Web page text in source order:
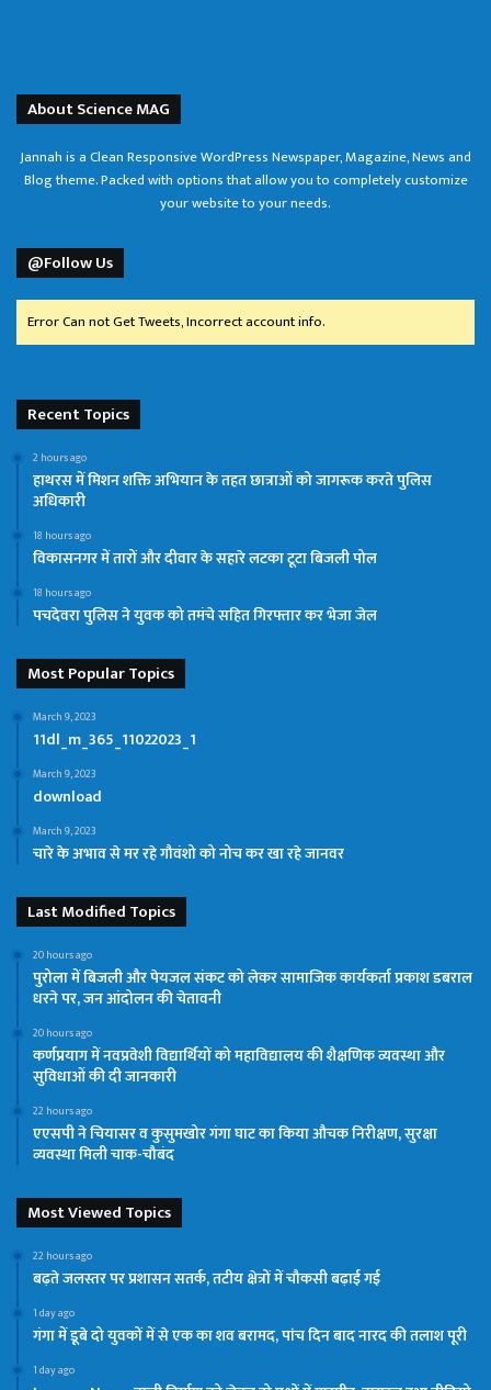
About Science MAG
Jannah is a Clean Responsive WordPress Newspaper, Magazine, News and
Blog theme. Packed with options that allow you to completely customize
your website to your needs.
@Follow Us
Error Can not Get Tweets, Incorrect account info.
Recent Topics
2 hours ago
हाथरस में मिशन शक्ति अभियान के तहत छात्राओं को जागरूक करते पुलिस
अधिकारी
18 hours ago
विकासनगर में तारों और दीवार के सहारे लटका टूटा बिजली पोल
18 hours ago
पचदेवरा पुलिस ने युवक को तमंचे सहित गिरफ्तार कर भेजा जेल
Most Popular Topics
March 9, 2023
11dl_m_365_11022023_1
March 9, 2023
download
March 9, 2023
चारे के अभाव से मर रहे गौवंशो को नोच कर खा रहे जानवर
Last Modified Topics
20 hours ago
पुरोला में बिजली और पेयजल संकट को लेकर सामाजिक कार्यकर्ता प्रकाश डबराल
धरने पर, जन आंदोलन की चेतावनी
20 hours ago
कर्णप्रयाग में नवप्रवेशी विद्यार्थियों को महाविद्यालय की शैक्षणिक व्यवस्था और
सुविधाओं की दी जानकारी
22 hours ago
एएसपी ने चियासर व कुसुमखोर गंगा घाट का किया औचक निरीक्षण, सुरक्षा
व्यवस्था मिली चाक-चौबंद
Most Viewed Topics
22 hours ago
बढ़ते जलस्तर पर प्रशासन सतर्क, तटीय क्षेत्रों में चौकसी बढ़ाई गई
1 day ago
गंगा में डूबे दो युवकों में से एक का शव बरामद, पांच दिन बाद नारद की तलाश पूरी
1 day ago